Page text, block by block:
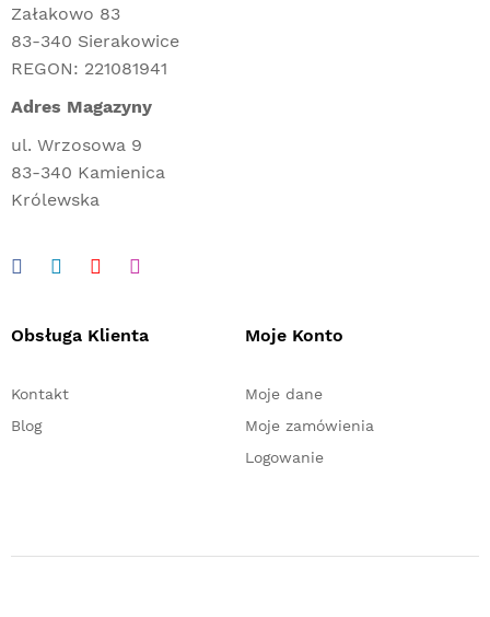
Załakowo 83
83-340 Sierakowice
REGON: 221081941
Adres Magazyny
ul. Wrzosowa 9
83-340 Kamienica
Królewska
Obsługa Klienta
Kontakt
Blog
Moje Konto
Moje dane
Moje zamówienia
Logowanie